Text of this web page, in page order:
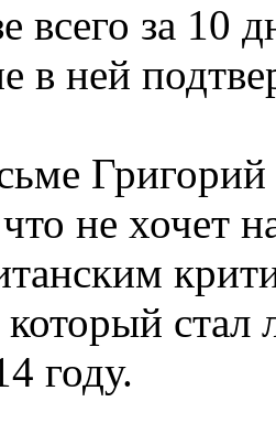
всего за 10
в ней
не хочет
стал
году.